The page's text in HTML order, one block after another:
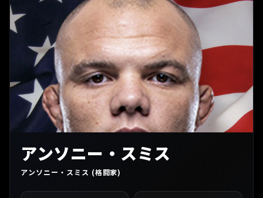
アンソニー・スミス
アンソニー・スミス (格闘家)